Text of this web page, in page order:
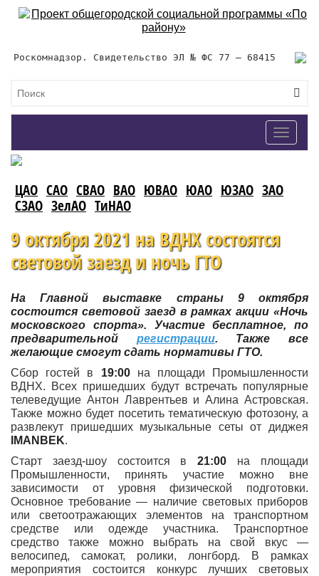
Роскомнадзор. Свидетельство ЭЛ № ФС 77 – 68415
Toggle
ЦАО САО СВАО ВАО ЮВАО ЮАО ЮЗАО ЗАО
СЗАО ЗелАО ТиНАО
9 октября 2021 на ВДНХ состоятся
световой заезд и ночь ГТО
На Главной выставке страны 9 октября
состоится световой заезд в рамках акции «Ночь
московского спорта». Участие бесплатное, по
предварительной регистрации. Также все
желающие смогут сдать нормативы ГТО.
Сбор гостей в 19:00на площади Промышленности
ВДНХ. Всех пришедших будут встречать популярные
телеведущие Антон Лаврентьев и Алина Астровская.
Также можно будет посетить тематическую фотозону, а
развлекут пришедших музыкальные сеты от диджея
IMANBEK.
Старт заезд-шоу состоится в21:00 на площади
Промышленности, принять участие можно вне
зависимости от уровня физической подготовки.
Основное требование — наличие световых приборов
или светоотражающих элементов на транспортном
средстве или одежде участника. Транспортное
средство также можно выбрать на свой вкус —
велосипед, самокат, ролики, лонгборд. В рамках
мероприятия состоится конкурс лучших световых